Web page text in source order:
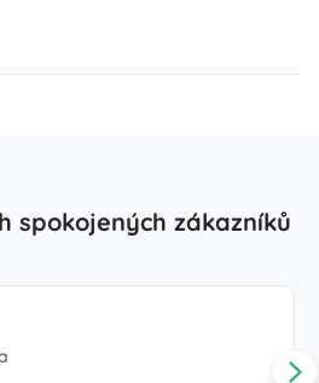
spokojených zákazníků